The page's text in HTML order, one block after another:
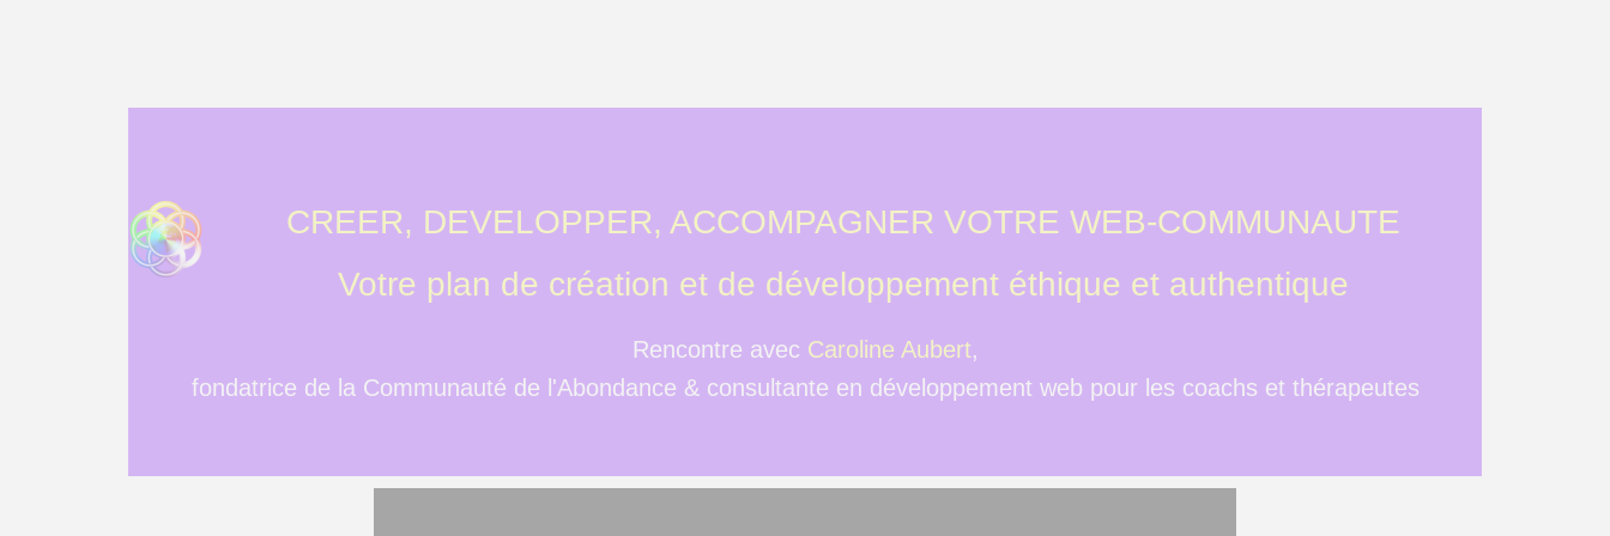
CREER, DEVELOPPER, ACCOMPAGNER VOTRE WEB-COMMUNAUTE
Votre plan de création et de développement éthique et authentique
Rencontre avec Caroline Aubert,
fondatrice de la Communauté de l'Abondance & consultante en développement web pour les coachs et thérapeutes